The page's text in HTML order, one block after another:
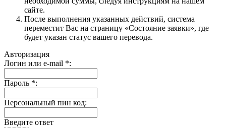
сайте.
После выполнения указанных действий, система
переместит Вас на страницу «Состояние заявки», где
будет указан статус вашего перевода.
Авторизация
Логин или e-mail *:
Пароль *:
Персональный пин код:
Введите ответ